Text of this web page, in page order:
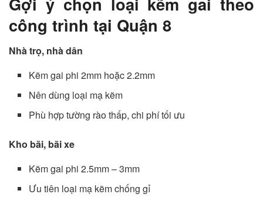
công trình tại Quận 8
Nhà trọ, nhà dân
Kẽm gai phi 2mm hoặc 2.2mm
Nên dùng loại mạ kẽm
Phù hợp tường rào thấp, chi phí tối ưu
Kho bãi, bãi xe
Kẽm gai phi 2.5mm – 3mm
Ưu tiên loại mạ kẽm chống gỉ